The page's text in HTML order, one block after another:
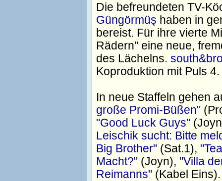
Die befreundeten TV-
Güngörmüş haben in
bereist. Für ihre vierte
Rädern" eine neue,
des Lächelns.
Koproduktion mit Puls 4.
In neue Staffeln gehen
große Promi-Büßen"
"Good Luck Guys"
Leischik sucht: Bitte
Big Brother" (Sat.1),
Macht?" (Joyn), "Villa
Reimanns" (Kabel Eins).